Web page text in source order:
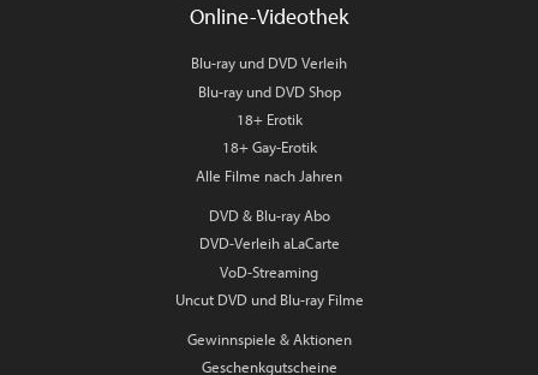
Online-Videothek
Blu-ray und DVD Verleih
Blu-ray und DVD Shop
18+ Erotik
18+ Gay-Erotik
Alle Filme nach Jahren
DVD & Blu-ray Abo
DVD-Verleih aLaCarte
VoD-Streaming
Uncut DVD und Blu-ray Filme
Gewinnspiele & Aktionen
Geschenkgutscheine